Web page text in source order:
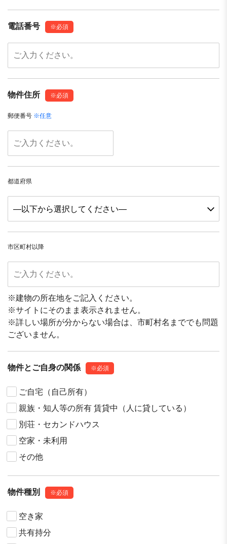
電話番号 ※必須
物件住所 ※必須
郵便番号 ※任意
都道府県
市区町村以降
※建物の所在地をご記入ください。
※サイトにそのまま表示されません。
※詳しい場所が分からない場合は、市町村名まででも問題
ございません。
物件とご⾃⾝の関係 ※必須
ご⾃宅（⾃⼰所有）
親族・知⼈等の所有 賃貸中（⼈に貸している）
別荘・セカンドハウス
空家・未利⽤
その他
物件種別 ※必須
空き家
共有持分